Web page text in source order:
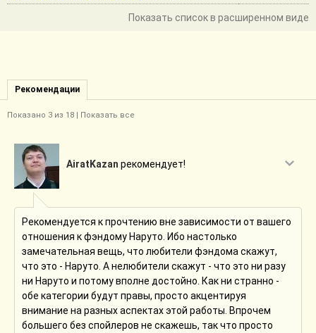
Показать список в расширенном виде
Рекомендации
Показано 3 из 18 | Показать все
AiratKazan рекомендует!
Рекомендуется к прочтению вне зависимости от вашего
отношения к фэндому Наруто. Ибо настолько
замечательная вещь, что любители фэндома скажут,
что это - Наруто. А нелюбители скажут - что это ни разу
ни Наруто и потому вполне достойно. Как ни странно -
обе категории будут правы, просто акцентируя
внимание на разных аспектах этой работы. Впрочем
большего без спойлеров не скажешь, так что просто